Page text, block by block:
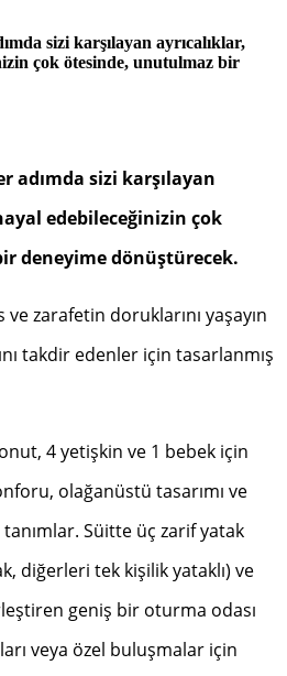
sizi karşılayan ayrıcalıklar,
çok ötesinde, unutulmaz bir
adımda sizi karşılayan
edebileceğinizin çok
deneyime dönüştürecek.
zarafetin doruklarını yaşayın
takdir edenler için tasarlanmış
4 yetişkin ve 1 bebek için
olağanüstü tasarımı ve
Süitte üç zarif yatak
diğerleri tek kişilik yataklı) ve
geniş bir oturma odası
veya özel buluşmalar için